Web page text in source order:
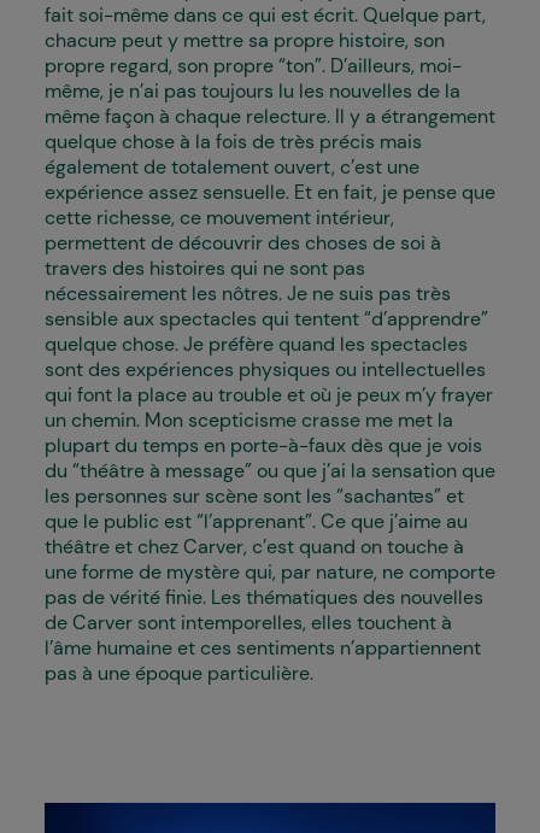
fait soi-même dans ce qui est écrit. Quelque part,
chacun·e peut y mettre sa propre histoire, son
propre regard, son propre “ton”. D’ailleurs, moi-
même, je n’ai pas toujours lu les nouvelles de la
même façon à chaque relecture. Il y a étrangement
quelque chose à la fois de très précis mais
également de totalement ouvert, c’est une
expérience assez sensuelle. Et en fait, je pense que
cette richesse, ce mouvement intérieur,
permettent de découvrir des choses de soi à
travers des histoires qui ne sont pas
nécessairement les nôtres. Je ne suis pas très
sensible aux spectacles qui tentent “d’apprendre”
quelque chose. Je préfère quand les spectacles
sont des expériences physiques ou intellectuelles
qui font la place au trouble et où je peux m’y frayer
un chemin. Mon scepticisme crasse me met la
plupart du temps en porte-à-faux dès que je vois
du “théâtre à message” ou que j’ai la sensation que
les personnes sur scène sont les “sachant·es” et
que le public est “l’apprenant”. Ce que j’aime au
théâtre et chez Carver, c’est quand on touche à
une forme de mystère qui, par nature, ne comporte
pas de vérité finie. Les thématiques des nouvelles
de Carver sont intemporelles, elles touchent à
l’âme humaine et ces sentiments n’appartiennent
pas à une époque particulière.